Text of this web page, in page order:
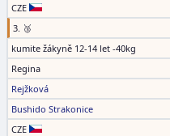
CZE
3. 🥉
kumite žákyně 12-14 let -40kg
Regina
Rejžková
Bushido Strakonice
CZE